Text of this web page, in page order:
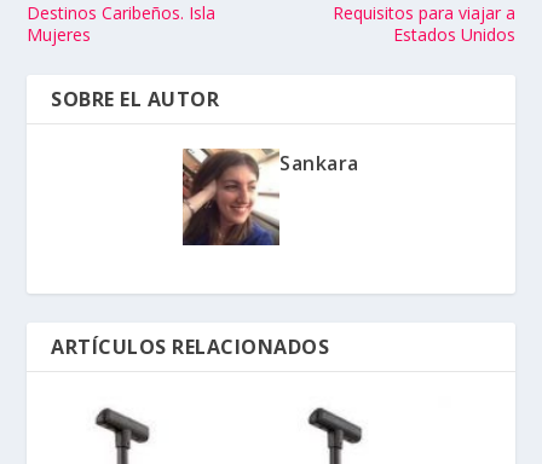
Destinos Caribeños. Isla
Mujeres
Requisitos para viajar a
Estados Unidos
SOBRE EL AUTOR
Sankara
ARTÍCULOS RELACIONADOS